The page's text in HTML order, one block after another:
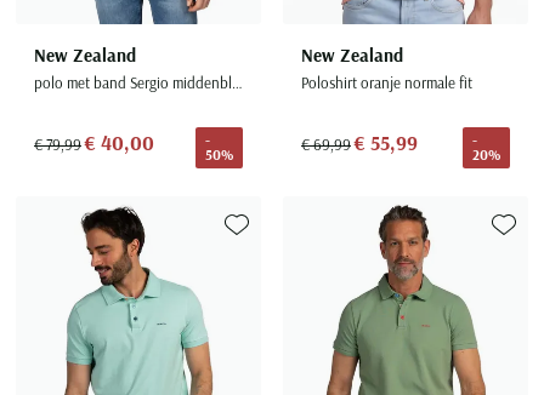
New Zealand
polo met band Sergio middenblauw normale fit
€ 79,99€ 40,00
-
50%
New Zealand
Poloshirt oranje normale fit
€ 69,99€ 55,99
-
20%
Toevoegen aan favorieten